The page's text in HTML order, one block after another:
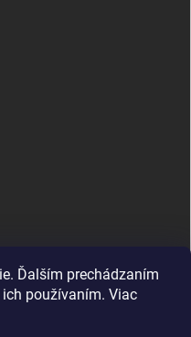
Ďalším prechádzaním
používaním. Viac